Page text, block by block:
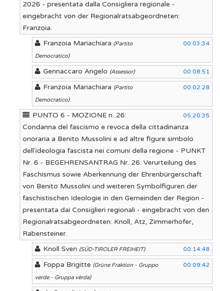
2026 - presentata dalla Consigliera regionale -
eingebracht von der Regionalratsabgeordneten:
Franzoia.
00:03:34
Franzoia Mariachiara (Partito
Democratico)
00:08:51
Gennaccaro Angelo (Assessor)
00:02:28
Franzoia Mariachiara (Partito
Democratico)
05:20:35
PUNTO 6 - MOZIONE n. 26:
Condanna del fascismo e revoca della cittadinanza
onoraria a Benito Mussolini e ad altre figure simbolo
dell'ideologia fascista nei comuni della regione - PUNKT
Nr. 6 - BEGEHRENSANTRAG Nr. 26: Verurteilung des
Faschismus sowie Aberkennung der Ehrenbürgerschaft
von Benito Mussolini und weiteren Symbolfiguren der
faschistischen Ideologie in den Gemeinden der Region -
presentata dai Consiglieri regionali - eingebracht von den
Regionalratsabgeordneten: Knoll, Atz, Zimmerhofer,
Rabensteiner.
00:14:48
Knoll Sven (SÜD-TIROLER FREIHEIT)
00:09:42
Foppa Brigitte (Grüne Fraktion - Gruppo
verde - Gruppa vërda)